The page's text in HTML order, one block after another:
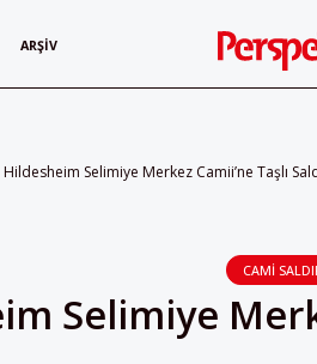
ARŞIV
Hildesheim Selimiye Merkez Camii’ne Taşlı
CAMI
Selimiye